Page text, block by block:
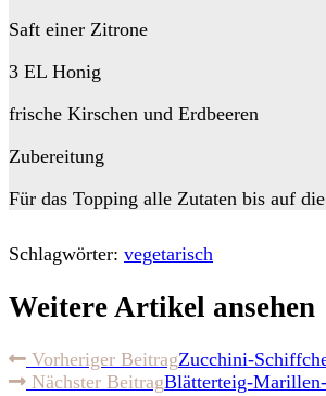
Saft einer Zitrone
3 EL Honig
frische Kirschen und Erdbeeren
Zubereitung
Für das Topping alle Zutaten bis auf
Schlagwörter: vegetarisch
Weitere Artikel ansehen
Vorheriger BeitragZucchini-
Nächster BeitragBlätterteig-